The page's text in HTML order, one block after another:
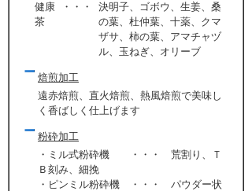
健康
茶
・・・
決明子、ゴボウ、生姜、桑
の葉、杜仲葉、十薬、クマ
ザサ、柿の葉、アマチャヅ
ル、玉ねぎ、オリーブ
焙煎加工
遠赤焙煎、直火焙煎、熱風焙煎で美味し
く香ばしく仕上げます
粉砕加工
・ミル式粉砕機 ・・・ 荒割り、Ｔ
Ｂ刻み、細挽
・ピンミル粉砕機 ・・・ パウダー状